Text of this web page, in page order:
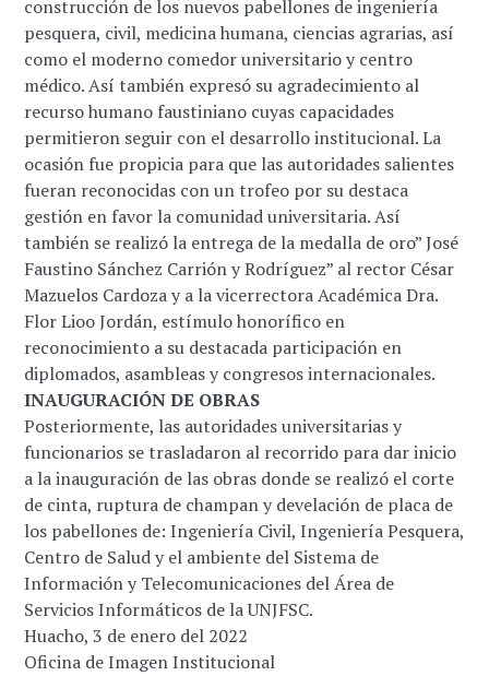
construcción de los nuevos pabellones de ingeniería
pesquera, civil, medicina humana, ciencias agrarias, así
como el moderno comedor universitario y centro
médico. Así también expresó su agradecimiento al
recurso humano faustiniano cuyas capacidades
permitieron seguir con el desarrollo institucional. La
ocasión fue propicia para que las autoridades salientes
fueran reconocidas con un trofeo por su destaca
gestión en favor la comunidad universitaria. Así
también se realizó la entrega de la medalla de oro” José
Faustino Sánchez Carrión y Rodríguez” al rector César
Mazuelos Cardoza y a la vicerrectora Académica Dra.
Flor Lioo Jordán, estímulo honorífico en
reconocimiento a su destacada participación en
diplomados, asambleas y congresos internacionales.
INAUGURACIÓN DE OBRAS
Posteriormente, las autoridades universitarias y
funcionarios se trasladaron al recorrido para dar inicio
a la inauguración de las obras donde se realizó el corte
de cinta, ruptura de champan y develación de placa de
los pabellones de: Ingeniería Civil, Ingeniería Pesquera,
Centro de Salud y el ambiente del Sistema de
Información y Telecomunicaciones del Área de
Servicios Informáticos de la UNJFSC.
Huacho, 3 de enero del 2022
Oficina de Imagen Institucional